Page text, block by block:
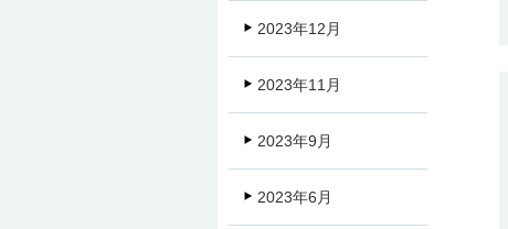
2023年12月
2023年11月
2023年9月
2023年6月